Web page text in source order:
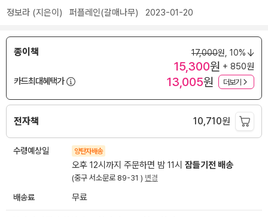
정보라 (지은이) 퍼플레인(갈매나무) 2023-01-20
종이책 17,000원, 10%
15,300원 + 850원
카드최대혜택가
13,005원 더보기
전자책 10,710원
수령예상일 양탄자배송
오후 12시까지 주문하면 밤 11시 잠들기전 배송
(중구 서소문로 89-31 ) 변경
배송료 무료